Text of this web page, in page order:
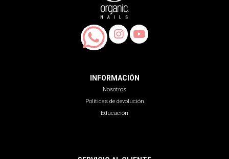
INFORMACIÓN
Nosotros
Políticas de devolución
Educación